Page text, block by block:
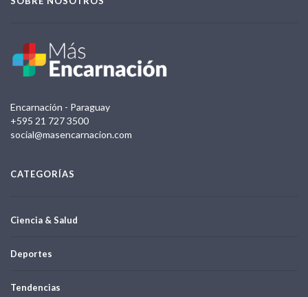
Encarnación - Paraguay
+595 21 727 3500
social@masencarnacion.com
CATEGORÍAS
Ciencia & Salud
Deportes
Tendencias